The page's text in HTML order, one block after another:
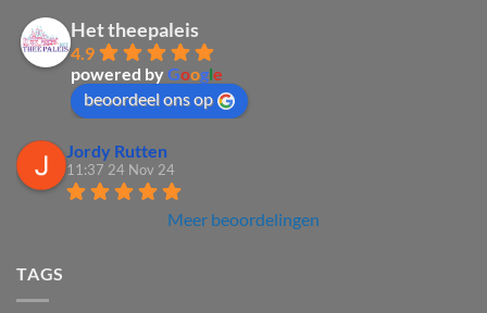
Het theepaleis
4.9
powered byGoogle
beoordeel ons op
Jordy Rutten
11:37 24 Nov 24
Meer beoordelingen
TAGS